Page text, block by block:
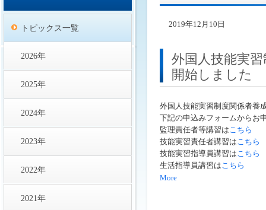
トピックス一覧
2026年
2025年
2024年
2023年
2022年
2021年
2019年12月10日
外国人技能実
開始しました
外国人技能実習制度関係者養
下記の申込みフォームからお
監理責任者等講習は こちら
技能実習責任者講習は こちら
技能実習指導員講習は こちら
生活指導員講習は こちら
More